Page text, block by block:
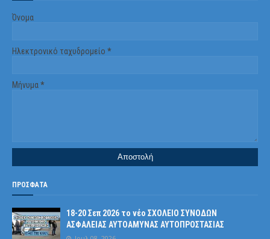
Όνομα
Ηλεκτρονικό ταχυδρομείο *
Μήνυμα*
ΠΡΟΣΦΑΤΑ
18-20 Σεπ 2026 το νέο ΣΧΟΛΕΙΟ ΣΥΝΟΔΩΝ
ΑΣΦΑΛΕΙΑΣ ΑΥΤΟΑΜΥΝΑΣ ΑΥΤΟΠΡΟΣΤΑΣΙΑΣ